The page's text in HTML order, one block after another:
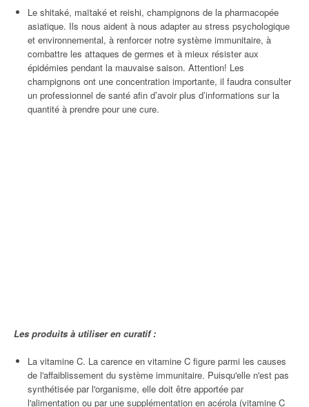
Le shitaké, maïtaké et reishi, champignons de la pharmacopée
asiatique. Ils nous aident à nous adapter au stress psychologique
et environnemental, à renforcer notre système immunitaire, à
combattre les attaques de germes et à mieux résister aux
épidémies pendant la mauvaise saison. Attention! Les
champignons ont une concentration importante, il faudra consulter
un professionnel de santé afin d’avoir plus d’informations sur la
quantité à prendre pour une cure.
Les produits à utiliser en curatif :
La vitamine C. La carence en vitamine C figure parmi les causes
de l'affaiblissement du système immunitaire. Puisqu'elle n'est pas
synthétisée par l'organisme, elle doit être apportée par
l'alimentation ou par une supplémentation en acérola (vitamine C